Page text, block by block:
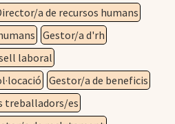
a de recursos humans
Gestor/a d'rh
laboral
Gestor/a de beneficis
treballadors/es